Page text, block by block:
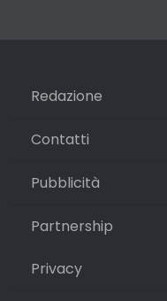
Redazione
Contatti
Pubblicità
Partnership
Privacy